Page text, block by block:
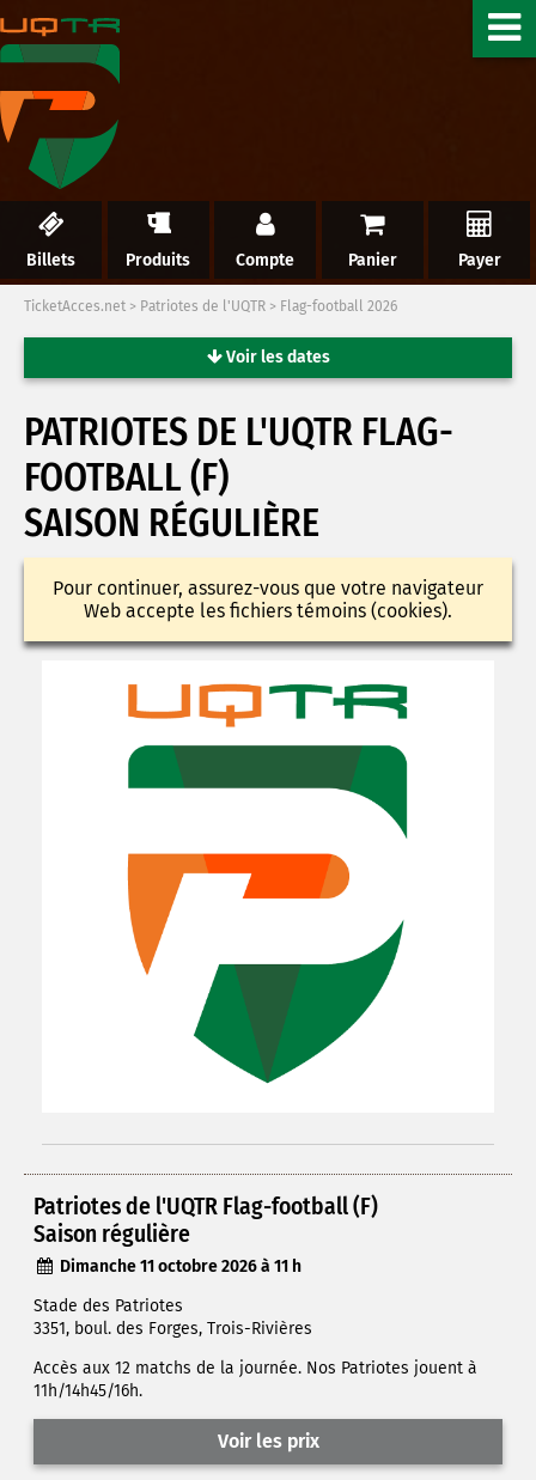
Billets Produits Compte Panier Payer
TicketAcces.net > Patriotes de l'UQTR > Flag-football 2026
Voir les dates
PATRIOTES DE L'UQTR FLAG-
FOOTBALL (F)
SAISON RÉGULIÈRE
Pour continuer, assurez-vous que votre navigateur
Web accepte les fichiers témoins (cookies).
Patriotes de l'UQTR Flag-football (F)
Saison régulière
Dimanche 11 octobre 2026 à 11 h
Stade des Patriotes
3351, boul. des Forges, Trois-Rivières
Accès aux 12 matchs de la journée. Nos Patriotes jouent à
11h/14h45/16h.
Voir les prix